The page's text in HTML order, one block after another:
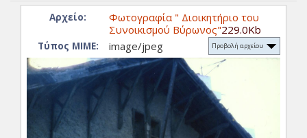
Αρχείο:
Φωτογραφία " Διοικητήριο του
Συνοικισμού Βύρωνος"229.0Kb
Προβολή αρχείου
Τύπος ΜΙΜΕ: image/jpeg